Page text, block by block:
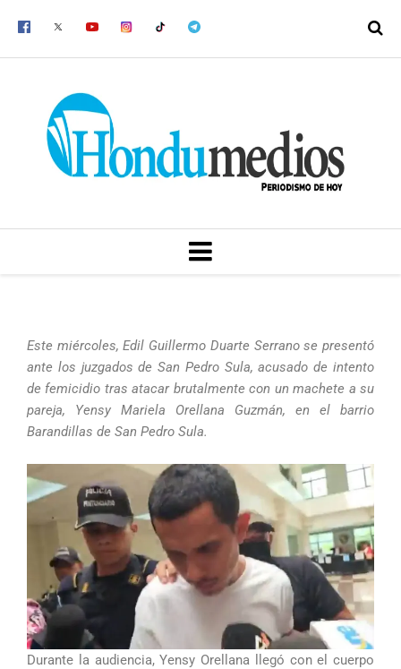
MENU
Este miércoles, Edil Guillermo Duarte Serrano se presentó
ante los juzgados de San Pedro Sula, acusado de intento
de femicidio tras atacar brutalmente con un machete a su
pareja, Yensy Mariela Orellana Guzmán, en el barrio
Barandillas de San Pedro Sula.
Durante la audiencia, Yensy Orellana llegó con el cuerpo